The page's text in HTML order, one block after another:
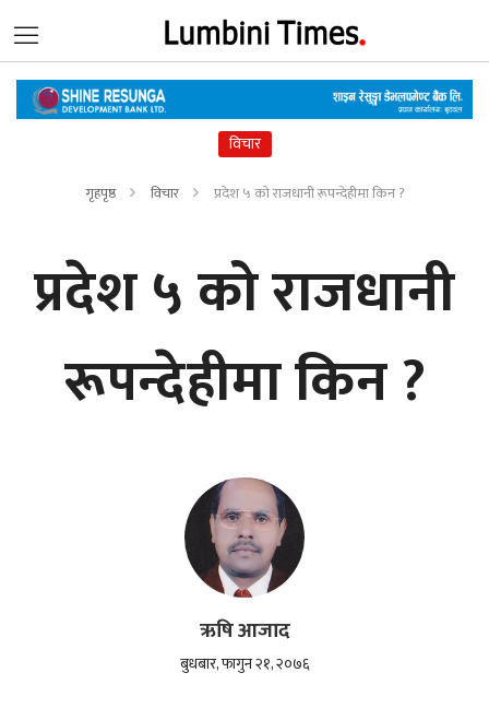
विचार
गृहपृष्ठ विचार प्रदेश ५ को राजधानी रूपन्देहीमा किन ?
प्रदेश ५ को राजधानी
रूपन्देहीमा किन ?
ऋषि आजाद
बुधबार, फागुन २१, २०७६